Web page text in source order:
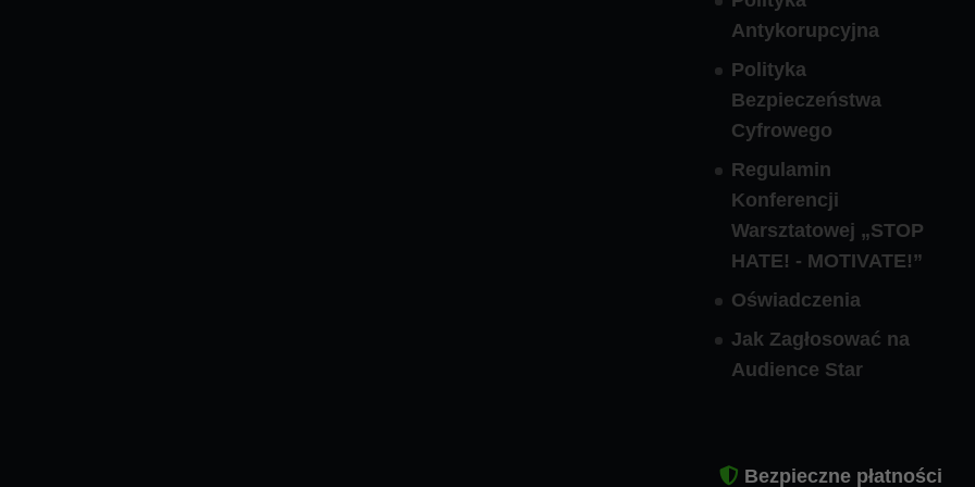
Antykorupcyjna
Polityka
Bezpieczeństwa
Cyfrowego
Regulamin
Konferencji
Warsztatowej „STOP
HATE! - MOTIVATE!”
Oświadczenia
Jak Zagłosować na
Audience Star
Bezpieczne płatności